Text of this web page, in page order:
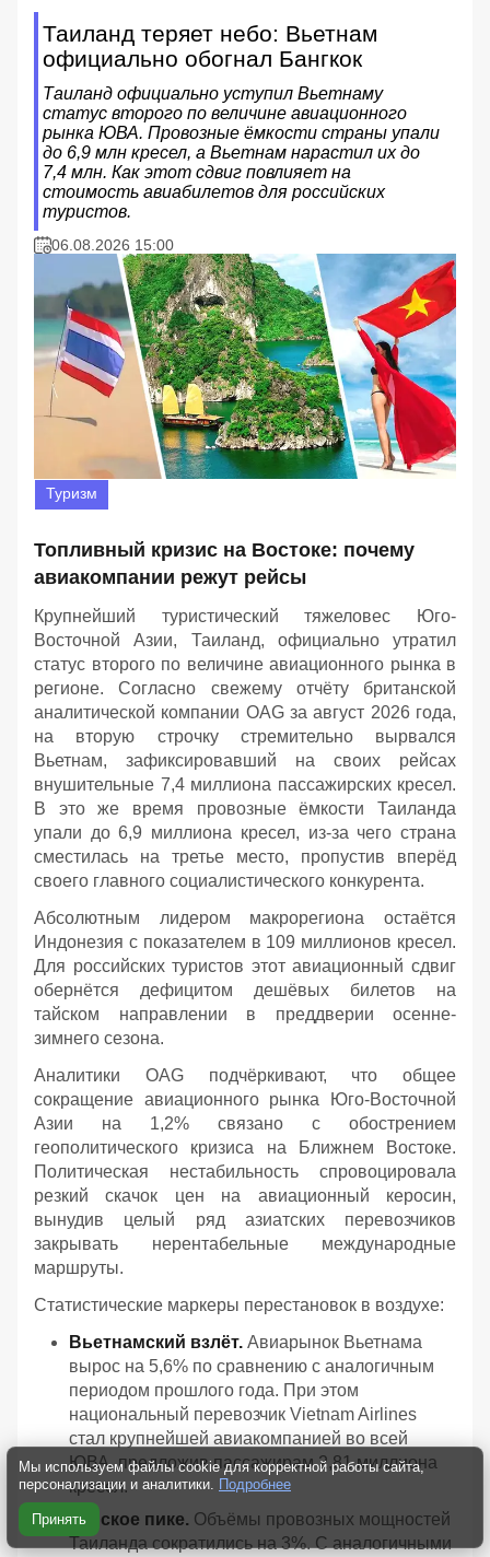
Таиланд теряет небо: Вьетнам
официально обогнал Бангкок
Таиланд официально уступил Вьетнаму
статус второго по величине авиационного
рынка ЮВА. Провозные ёмкости страны упали
до 6,9 млн кресел, а Вьетнам нарастил их до
7,4 млн. Как этот сдвиг повлияет на
стоимость авиабилетов для российских
туристов.
06.08.2026 15:00
Туризм
Топливный кризис на Востоке: почему
авиакомпании режут рейсы
Крупнейший туристический тяжеловес Юго-
Восточной Азии, Таиланд, официально утратил
статус второго по величине авиационного рынка в
регионе. Согласно свежему отчёту британской
аналитической компании OAG за август 2026 года,
на вторую строчку стремительно вырвался
Вьетнам, зафиксировавший на своих рейсах
внушительные 7,4 миллиона пассажирских кресел.
В это же время провозные ёмкости Таиланда
упали до 6,9 миллиона кресел, из-за чего страна
сместилась на третье место, пропустив вперёд
своего главного социалистического конкурента.
Абсолютным лидером макрорегиона остаётся
Индонезия с показателем в 109 миллионов кресел.
Для российских туристов этот авиационный сдвиг
обернётся дефицитом дешёвых билетов на
тайском направлении в преддверии осенне-
зимнего сезона.
Аналитики OAG подчёркивают, что общее
сокращение авиационного рынка Юго-Восточной
Азии на 1,2% связано с обострением
геополитического кризиса на Ближнем Востоке.
Политическая нестабильность спровоцировала
резкий скачок цен на авиационный керосин,
вынудив целый ряд азиатских перевозчиков
закрывать нерентабельные международные
маршруты.
Статистические маркеры перестановок в воздухе:
Вьетнамский взлёт. Авиарынок Вьетнама
вырос на 5,6% по сравнению с аналогичным
периодом прошлого года. При этом
национальный перевозчик Vietnam Airlines
стал крупнейшей авиакомпанией во всей
ЮВА, предложив пассажирам 2,81 миллиона
кресел.
Тайское пике. Объёмы провозных мощностей
Таиланда сократились на 3%. С аналогичными
Мы используем файлы cookie для корректной работы сайта,
персонализации и аналитики. Подробнее
Принять